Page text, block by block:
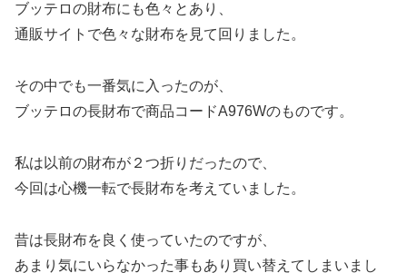
ブッテロの財布にも色々とあり、
通販サイトで色々な財布を見て回りました。
その中でも一番気に入ったのが、
ブッテロの長財布で商品コードA976Wのものです。
私は以前の財布が２つ折りだったので、
今回は心機一転で長財布を考えていました。
昔は長財布を良く使っていたのですが、
あまり気にいらなかった事もあり買い替えてしまいまし